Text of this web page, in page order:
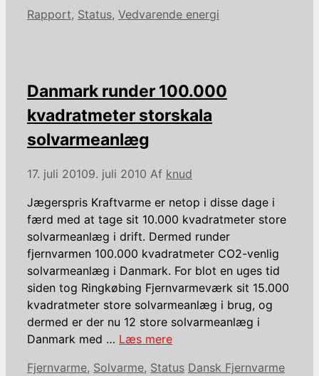
Kategorier
Rapport, Status, Vedvarende energi
Danmark runder 100.000
kvadratmeter storskala
solvarmeanlæg
17. juli 20109. juli 2010 Af knud
Jægerspris Kraftvarme er netop i disse dage i
færd med at tage sit 10.000 kvadratmeter store
solvarmeanlæg i drift. Dermed runder
fjernvarmen 100.000 kvadratmeter CO2-venlig
solvarmeanlæg i Danmark. For blot en uges tid
siden tog Ringkøbing Fjernvarmeværk sit 15.000
kvadratmeter store solvarmeanlæg i brug, og
dermed er der nu 12 store solvarmeanlæg i
Danmark med … Læs mere
Kategorier
Fjernvarme, Solvarme, Status Tags
Dansk Fjernvarme